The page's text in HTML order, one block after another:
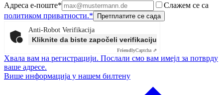
Адреса е-поште*
Слажем се са
политиком приватности.*
Anti-Robot Verifikacija
Kliknite da biste započeli verifikaciju
FriendlyCaptcha ⇗
Хвала вам на регистрацији. Послали смо вам имејл за потврду
ваше адресе.
Више информација у нашем билтену